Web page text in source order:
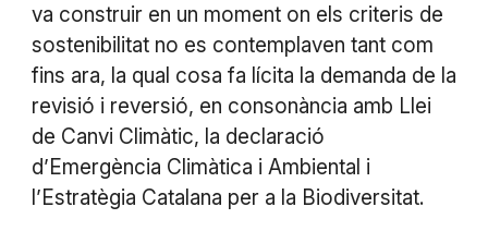
va construir en un moment on els criteris de
sostenibilitat no es contemplaven tant com
fins ara, la qual cosa fa lícita la demanda de la
revisió i reversió, en consonància amb Llei
de Canvi Climàtic, la declaració
d’Emergència Climàtica i Ambiental i
l’Estratègia Catalana per a la Biodiversitat.